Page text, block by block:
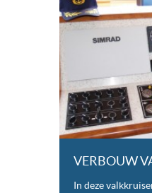
VERBOUW
In deze